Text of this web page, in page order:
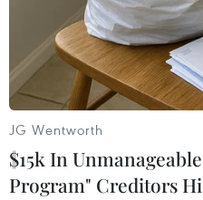
JG Wentworth
$15k In
Program" Creditors